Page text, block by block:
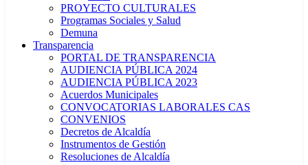
PROYECTO CULTURALES
Programas Sociales y Salud
Demuna
Transparencia
PORTAL DE TRANSPARENCIA
AUDIENCIA PÚBLICA 2024
AUDIENCIA PÚBLICA 2023
Acuerdos Municipales
CONVOCATORIAS LABORALES CAS
CONVENIOS
Decretos de Alcaldía
Instrumentos de Gestión
Resoluciones de Alcaldía